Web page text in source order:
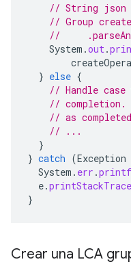
// String json
// Group
//
System .out.
} else {
// Handle
// completion.
// as
// ...
}
} catch (Exception
System . err .printf
e.printStackTrace
}
Crear una LCA